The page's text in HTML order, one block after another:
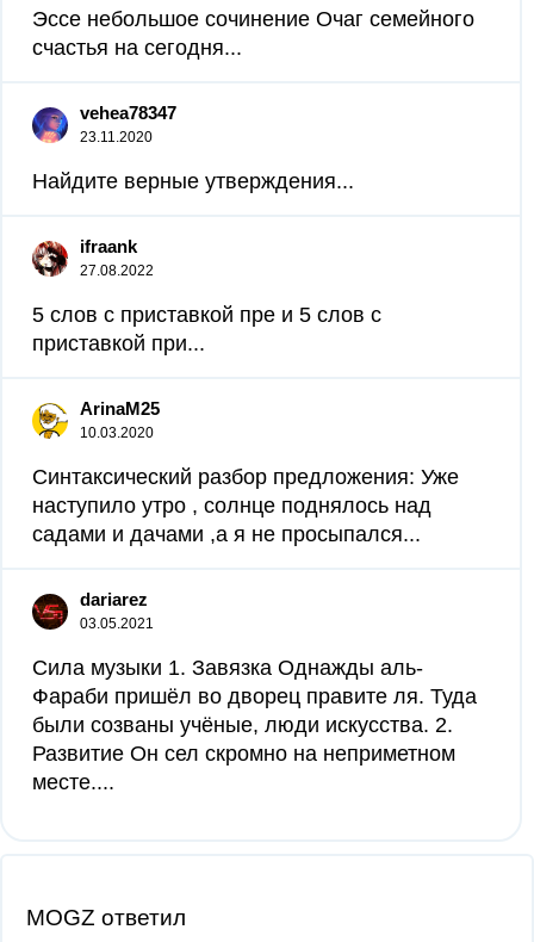
Эссе небольшое сочинение Очаг семейного
счастья на сегодня...
vehea78347
23.11.2020
Найдите верные утверждения...
ifraank
27.08.2022
5 слов с приставкой пре и 5 слов с
приставкой при...
ArinaM25
10.03.2020
Синтаксический разбор предложения: Уже
наступило утро , солнце поднялось над
садами и дачами ,а я не просыпался...
dariarez
03.05.2021
Сила музыки 1. Завязка Однажды аль-
Фараби пришёл во дворец правите ля. Туда
были созваны учёные, люди искусства. 2.
Развитие Он сел скромно на неприметном
месте....
MOGZ ответил